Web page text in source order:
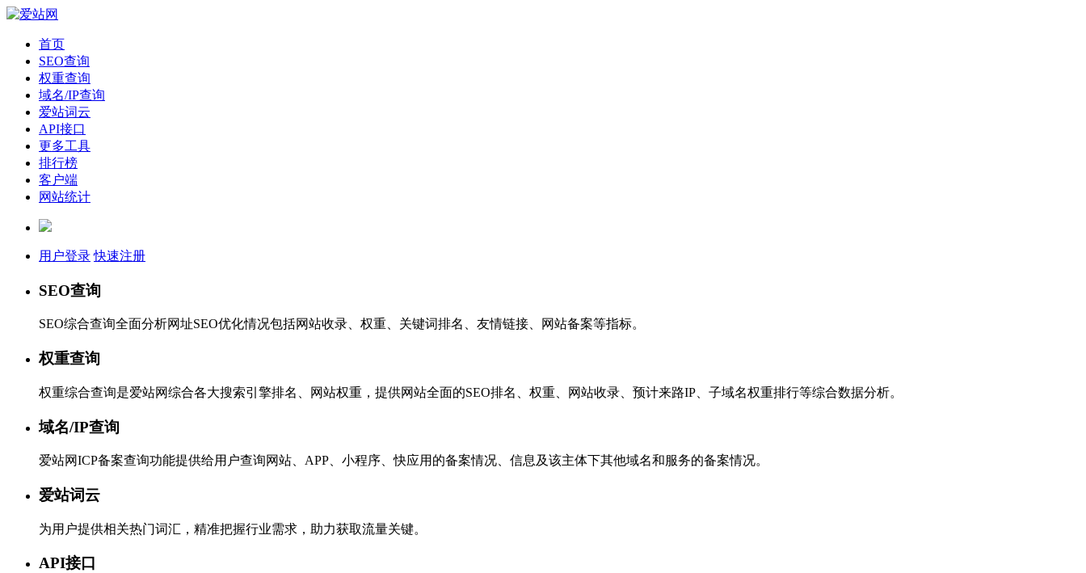
首页
SEO查询
权重查询
域名/IP查询
爱站词云
API接口
更多工具
排行榜
客户端
网站统计
用户登录 快速注册
SEO查询
SEO综合查询全面分析网址SEO优化情况包括网站收录、权重、关键词排名、友情链接、网站备案等指标。
权重查询
权重综合查询是爱站网综合各大搜索引擎排名、网站权重，提供网站全面的SEO排名、权重、网站收录、预计来路IP、子域名权重排行等综合数据分析。
域名/IP查询
爱站网ICP备案查询功能提供给用户查询网站、APP、小程序、快应用的备案情况、信息及该主体下其他域名和服务的备案情况。
爱站词云
为用户提供相关热门词汇，精准把握行业需求，助力获取流量关键。
API接口